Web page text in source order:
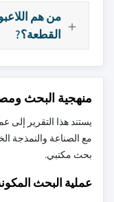
من هم
القطعة؟?
منهجية البحث
يستند هذا التقرير
مع الصناعة والنمذجة
بحث مكتبي.
عملية البحث المكونة من